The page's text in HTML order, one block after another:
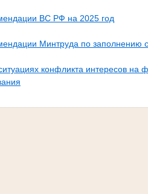
ВС РФ на 2025 год
Минтруда по заполнению
конфликта интересов на